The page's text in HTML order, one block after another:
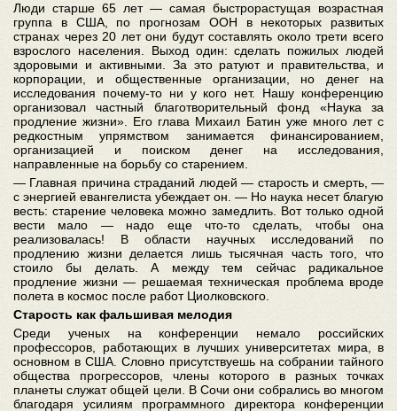
Люди старше 65 лет — самая быстрорастущая возрастная
группа в США, по прогнозам ООН в некоторых развитых
странах через 20 лет они будут составлять около трети всего
взрослого населения. Выход один: сделать пожилых людей
здоровыми и активными. За это ратуют и правительства, и
корпорации, и общественные организации, но денег на
исследования почему-то ни у кого нет. Нашу конференцию
организовал частный благотворительный фонд «Наука за
продление жизни». Его глава Михаил Батин уже много лет с
редкостным упрямством занимается финансированием,
организацией и поиском денег на исследования,
направленные на борьбу со старением.
— Главная причина страданий людей — старость и смерть, —
с энергией евангелиста убеждает он. — Но наука несет благую
весть: старение человека можно замедлить. Вот только одной
вести мало — надо еще что-то сделать, чтобы она
реализовалась! В области научных исследований по
продлению жизни делается лишь тысячная часть того, что
стоило бы делать. А между тем сейчас радикальное
продление жизни — решаемая техническая проблема вроде
полета в космос после работ Циолковского.
Старость как фальшивая мелодия
Среди ученых на конференции немало российских
профессоров, работающих в лучших университетах мира, в
основном в США. Словно присутствуешь на собрании тайного
общества прогрессоров, члены которого в разных точках
планеты служат общей цели. В Сочи они собрались во многом
благодаря усилиям программного директора конференции